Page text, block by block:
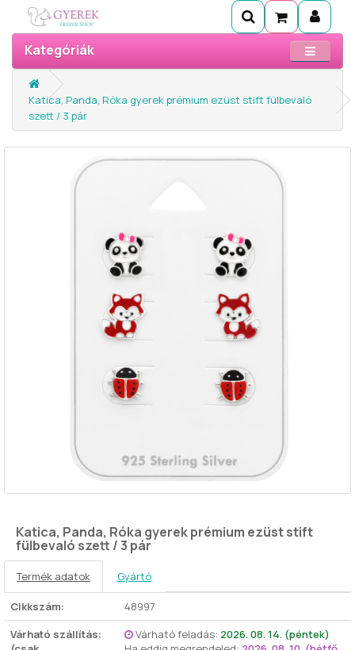
Kategóriák
Katica, Panda, Róka gyerek prémium ezüst stift fülbevaló
szett / 3 pár
Katica, Panda, Róka gyerek prémium ezüst stift
fülbevaló szett / 3 pár
Termék adatok Gyártó
Cikkszám:
48997
Várható szállítás:
Várható feladás: 2026. 08. 14. (péntek)